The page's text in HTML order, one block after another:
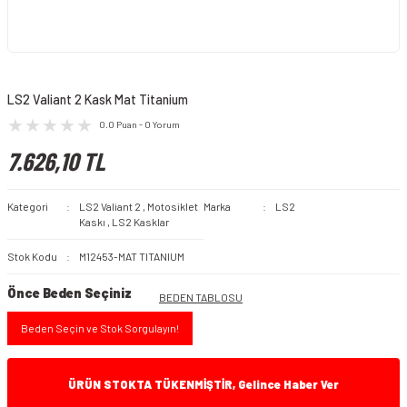
LS2 Valiant 2 Kask Mat Titanium
0.0 Puan - 0 Yorum
7.626,10 TL
Kategori LS2 Valiant 2 , Motosiklet
Kaskı , LS2 Kasklar
Marka LS2
Stok Kodu M12453-MAT TITANIUM
Önce Beden Seçiniz BEDEN TABLOSU
Beden Seçin ve Stok Sorgulayın!
ÜRÜN STOKTA TÜKENMİŞTİR, Gelince Haber Ver